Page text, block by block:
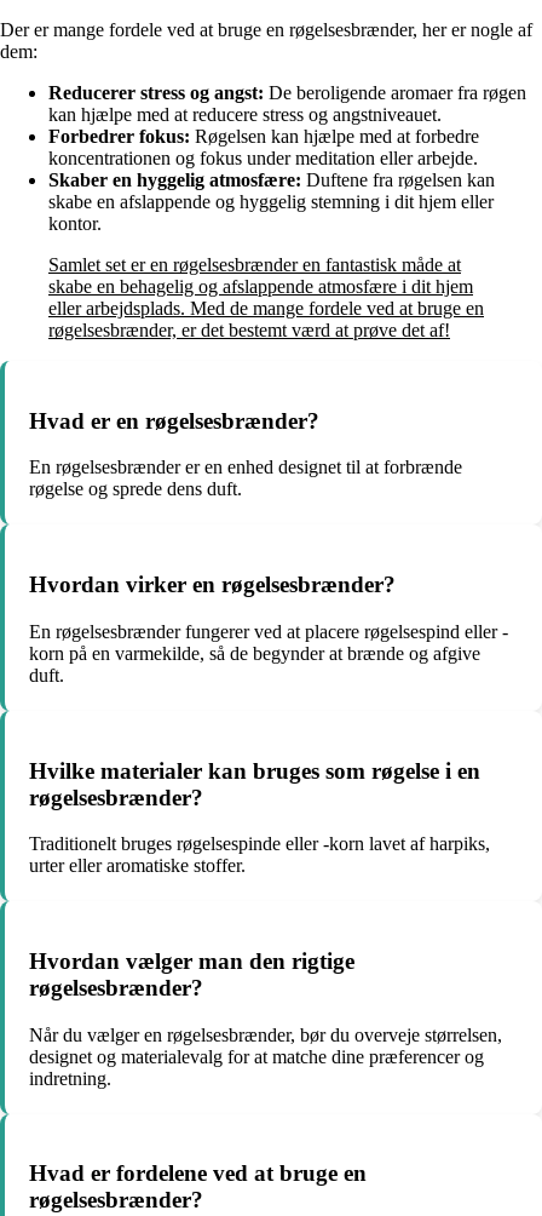
Der er mange fordele ved at bruge en røgelsesbrænder, her er nogle af
dem:
Reducerer stress og angst: De beroligende aromaer fra røgen
kan hjælpe med at reducere stress og angstniveauet.
Forbedrer fokus: Røgelsen kan hjælpe med at forbedre
koncentrationen og fokus under meditation eller arbejde.
Skaber en hyggelig atmosfære: Duftene fra røgelsen kan
skabe en afslappende og hyggelig stemning i dit hjem eller
kontor.
Samlet set er en røgelsesbrænder en fantastisk måde at
skabe en behagelig og afslappende atmosfære i dit hjem
eller arbejdsplads. Med de mange fordele ved at bruge en
røgelsesbrænder, er det bestemt værd at prøve det af!
Hvad er en røgelsesbrænder?
En røgelsesbrænder er en enhed designet til at forbrænde
røgelse og sprede dens duft.
Hvordan virker en røgelsesbrænder?
En røgelsesbrænder fungerer ved at placere røgelsespind eller -
korn på en varmekilde, så de begynder at brænde og afgive
duft.
Hvilke materialer kan bruges som røgelse i en
røgelsesbrænder?
Traditionelt bruges røgelsespinde eller -korn lavet af harpiks,
urter eller aromatiske stoffer.
Hvordan vælger man den rigtige
røgelsesbrænder?
Når du vælger en røgelsesbrænder, bør du overveje størrelsen,
designet og materialevalg for at matche dine præferencer og
indretning.
Hvad er fordelene ved at bruge en
røgelsesbrænder?